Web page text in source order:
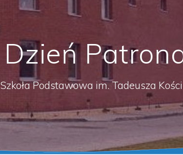
Dzień
Szkoła Podstawowa im. Tadeusza